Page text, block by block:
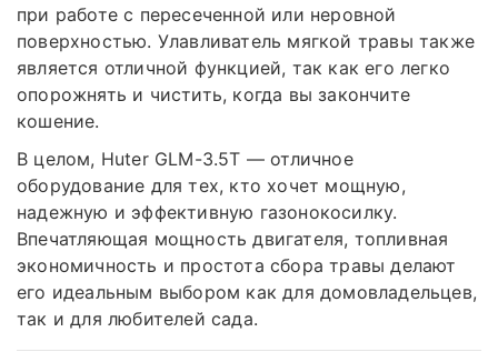
при работе с пересеченной или неровной
поверхностью. Улавливатель мягкой травы также
является отличной функцией, так как его легко
опорожнять и чистить, когда вы закончите
кошение.
В целом, Huter GLM-3.5T — отличное
оборудование для тех, кто хочет мощную,
надежную и эффективную газонокосилку.
Впечатляющая мощность двигателя, топливная
экономичность и простота сбора травы делают
его идеальным выбором как для домовладельцев,
так и для любителей сада.